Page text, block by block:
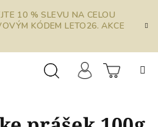
10 % SLEVU NA CELOU
KÓDEM LETO26. AKCE